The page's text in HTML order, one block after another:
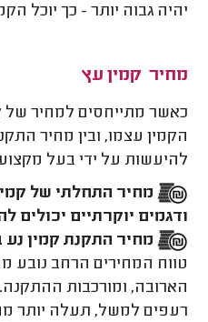
יהיה גבוה יותר - כך יוכל
מחיר קמין עץ
כאשר מתייחסים למחיר של
הקמין עצמו, ובין מחיר
להיעשות על ידי בעל
ודגמים יוקרתיים יכולים להגיע
מחיר התקנת קמין נע בין 3,000-
טווח המחירים הרחב נובע
הארובה, ומורכבות
רעפים למשל, תעלה יותר